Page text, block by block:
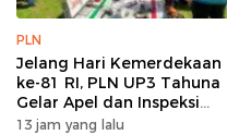
PLN
Jelang Hari Kemerdekaan
ke-81 RI, PLN UP3 Tahuna
Gelar Apel dan Inspeksi
Peralatan Guna Pastikan
13 jam yang lalu